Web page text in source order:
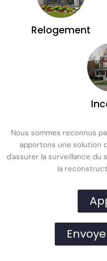
Relogement
Nous sommes reconnus
apportons une solution
d'assurer la surveillance du
la